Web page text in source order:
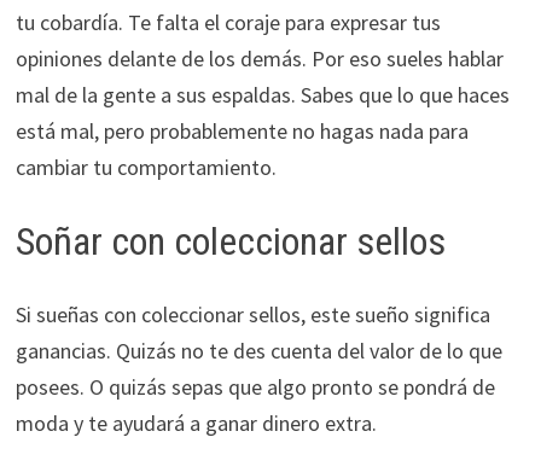
tu cobardía. Te falta el coraje para expresar tus
opiniones delante de los demás. Por eso sueles hablar
mal de la gente a sus espaldas. Sabes que lo que haces
está mal, pero probablemente no hagas nada para
cambiar tu comportamiento.
Soñar con coleccionar sellos
Si sueñas con coleccionar sellos, este sueño significa
ganancias. Quizás no te des cuenta del valor de lo que
posees. O quizás sepas que algo pronto se pondrá de
moda y te ayudará a ganar dinero extra.